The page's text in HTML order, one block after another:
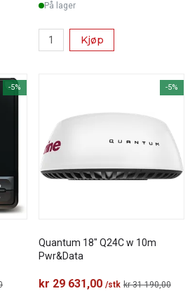
På lager
Kjøp
-5% -5%
Quantum 18" Q24C w 10m
Pwr&Data
kr 29 631,00 /stk kr 31 190,00